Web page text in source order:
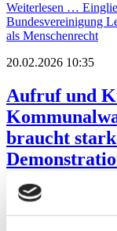
Weiterlesen …
Bundesvereinigung
als Menschenrecht
20.02.2026 10:35
Aufruf und
braucht
Weiterlesen …
Unsere Demokratie
am 7. März in Wetzlar